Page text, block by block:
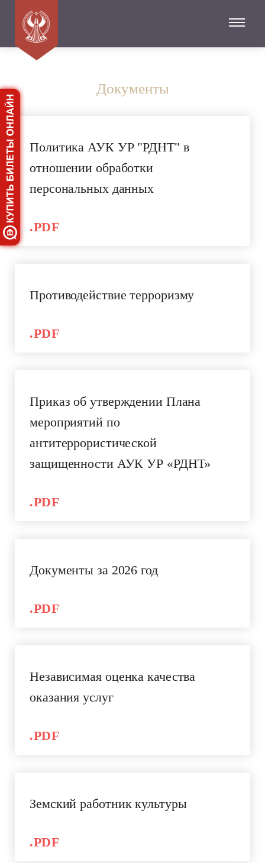
Документы
Политика АУК УР "РДНТ" в
отношении обработки
персональных данных
.PDF
Противодействие терроризму
.PDF
Приказ об утверждении Плана
мероприятий по
антитеррористической
защищенности АУК УР «РДНТ»
.PDF
Документы за 2026 год
.PDF
Независимая оценка качества
оказания услуг
.PDF
Земский работник культуры
.PDF